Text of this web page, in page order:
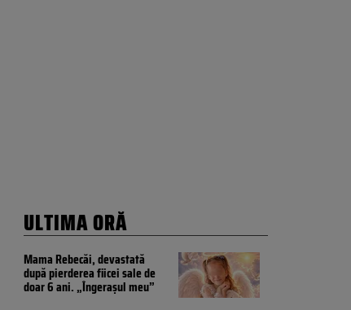
ULTIMA ORĂ
Mama Rebecăi, devastată
după pierderea fiicei sale de
doar 6 ani. „Îngerașul meu”